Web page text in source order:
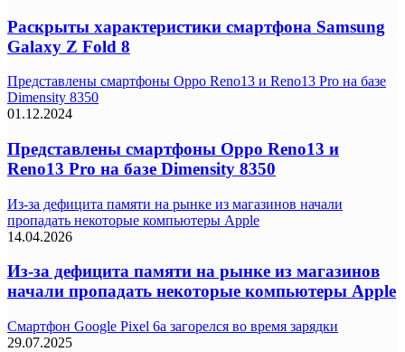
Раскрыты характеристики смартфона Samsung
Galaxy Z Fold 8
Представлены смартфоны Oppo Reno13 и Reno13 Pro на базе
Dimensity 8350
01.12.2024
Представлены смартфоны Oppo Reno13 и
Reno13 Pro на базе Dimensity 8350
Из-за дефицита памяти на рынке из магазинов начали
пропадать некоторые компьютеры Apple
14.04.2026
Из-за дефицита памяти на рынке из магазинов
начали пропадать некоторые компьютеры Apple
Смартфон Google Pixel 6a загорелся во время зарядки
29.07.2025